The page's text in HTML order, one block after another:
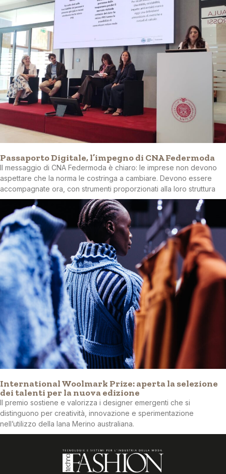
Passaporto Digitale, l’impegno di CNA Federmoda
Il messaggio di CNA Federmoda è chiaro: le imprese non devono
aspettare che la norma le costringa a cambiare. Devono essere
accompagnate ora, con strumenti proporzionati alla loro struttura
International Woolmark Prize: aperta la selezione
dei talenti per la nuova edizione
Il premio sostiene e valorizza i designer emergenti che si
distinguono per creatività, innovazione e sperimentazione
nell’utilizzo della lana Merino australiana.